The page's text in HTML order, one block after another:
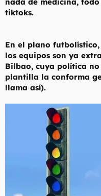
tiktoks.
En el plano
los equipos son ya
Bilbao, cuya política
plantilla la conforma
llama así).